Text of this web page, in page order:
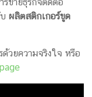
บผลิตสติกเกอร์ขูด
วยความจริงใจ หรือ